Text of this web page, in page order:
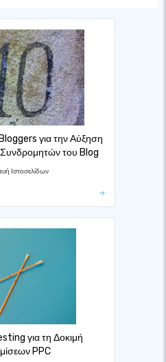
για την Αύξηση
του Blog
Ιστοσελίδων
για τη Δοκιμή
PPC